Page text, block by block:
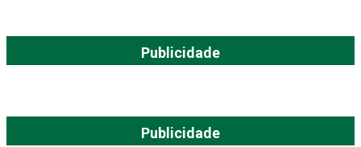
Publicidade
Publicidade